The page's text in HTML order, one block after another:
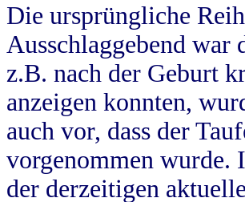
Die ursprüngliche
Ausschlaggebend war
z.B. nach der Geburt
anzeigen konnten,
auch vor, dass der
vorgenommen wurde.
der derzeitigen